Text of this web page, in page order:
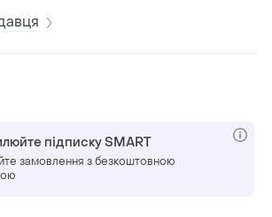
підписку SMART
замовлення з безкоштовною